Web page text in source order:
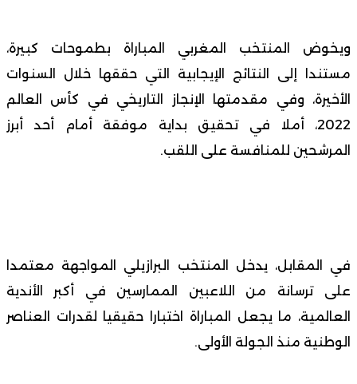
ويخوض المنتخب المغربي المباراة بطموحات كبيرة،
مستندا إلى النتائج الإيجابية التي حققها خلال السنوات
الأخيرة، وفي مقدمتها الإنجاز التاريخي في كأس العالم
2022، أملا في تحقيق بداية موفقة أمام أحد أبرز
المرشحين للمنافسة على اللقب.
في المقابل، يدخل المنتخب البرازيلي المواجهة معتمدا
على ترسانة من اللاعبين الممارسين في أكبر الأندية
العالمية، ما يجعل المباراة اختبارا حقيقيا لقدرات العناصر
الوطنية منذ الجولة الأولى.